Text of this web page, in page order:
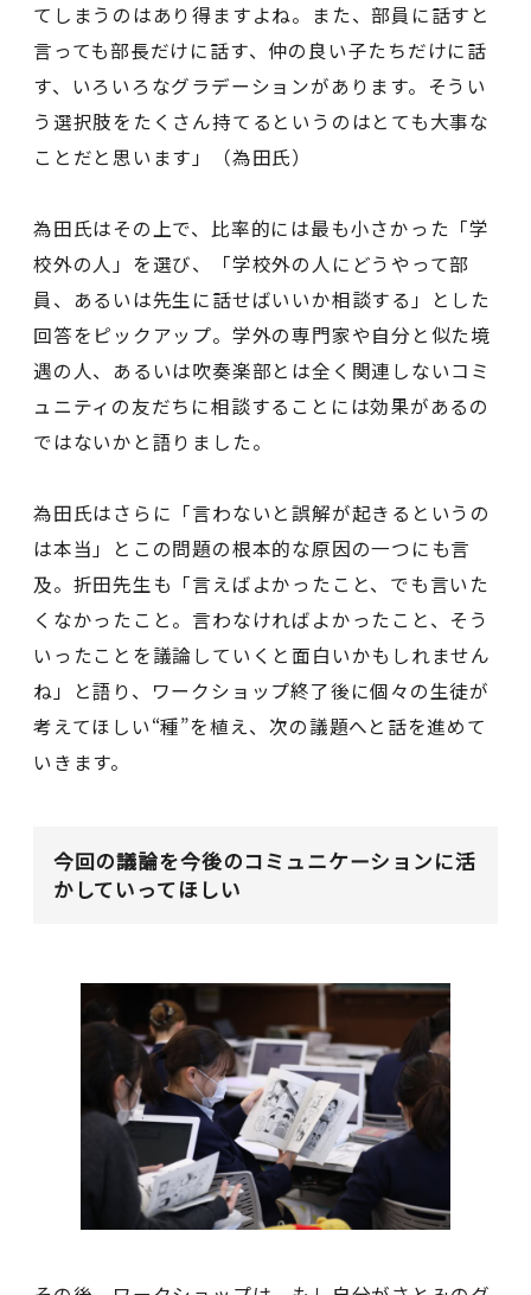
てしまうのはあり得ますよね。また、部員に話すと
言っても部長だけに話す、仲の良い子たちだけに話
す、いろいろなグラデーションがあります。そうい
う選択肢をたくさん持てるというのはとても大事な
ことだと思います」（為田氏）
為田氏はその上で、比率的には最も小さかった「学
校外の人」を選び、「学校外の人にどうやって部
員、あるいは先生に話せばいいか相談する」とした
回答をピックアップ。学外の専門家や自分と似た境
遇の人、あるいは吹奏楽部とは全く関連しないコミ
ュニティの友だちに相談することには効果があるの
ではないかと語りました。
為田氏はさらに「言わないと誤解が起きるというの
は本当」とこの問題の根本的な原因の一つにも言
及。折田先生も「言えばよかったこと、でも言いた
くなかったこと。言わなければよかったこと、そう
いったことを議論していくと面白いかもしれません
ね」と語り、ワークショップ終了後に個々の生徒が
考えてほしい“種”を植え、次の議題へと話を進めて
いきます。
今回の議論を今後のコミュニケーションに活
かしていってほしい